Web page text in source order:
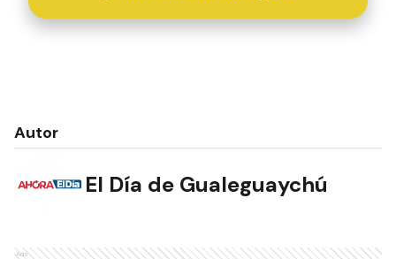
Autor
El Día de Gualeguaychú
Ads